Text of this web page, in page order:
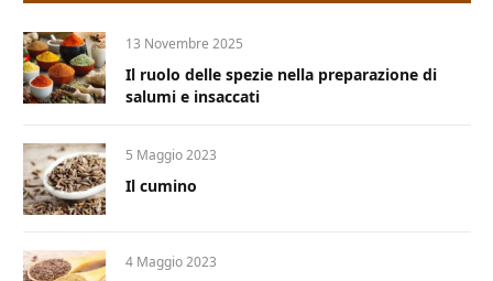
13 Novembre 2025
Il ruolo delle spezie nella preparazione di
salumi e insaccati
5 Maggio 2023
Il cumino
4 Maggio 2023